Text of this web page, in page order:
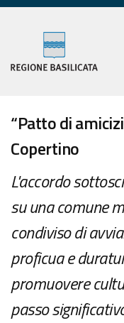
“Patto di
Copertino
L'accordo
su una comune
condiviso di
proficua e
promuovere
passo